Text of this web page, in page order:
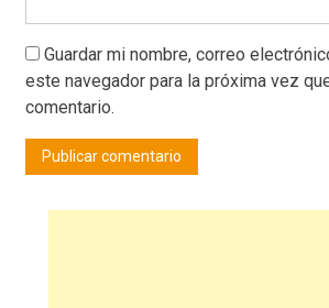
Guardar mi nombre, correo
este navegador para la próxima vez
comentario.